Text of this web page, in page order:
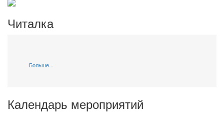
Читалка
Больше...
Календарь мероприятий